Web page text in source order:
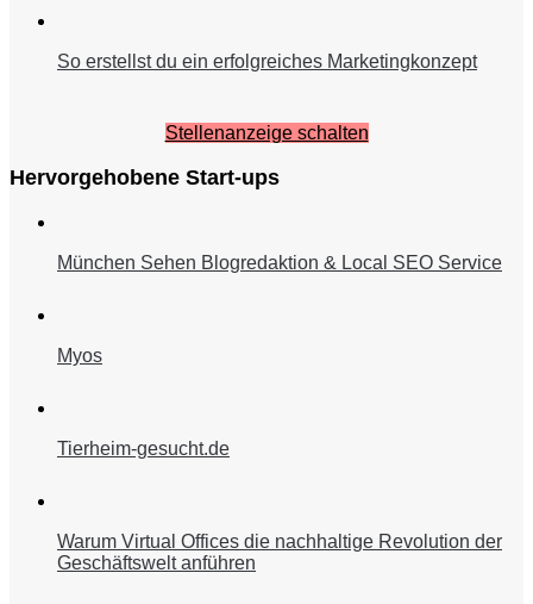
So erstellst du ein erfolgreiches Marketingkonzept
Stellenanzeige schalten
Hervorgehobene Start-ups
München Sehen Blogredaktion & Local SEO Service
Myos
Tierheim-gesucht.de
Warum Virtual Offices die nachhaltige Revolution der
Geschäftswelt anführen